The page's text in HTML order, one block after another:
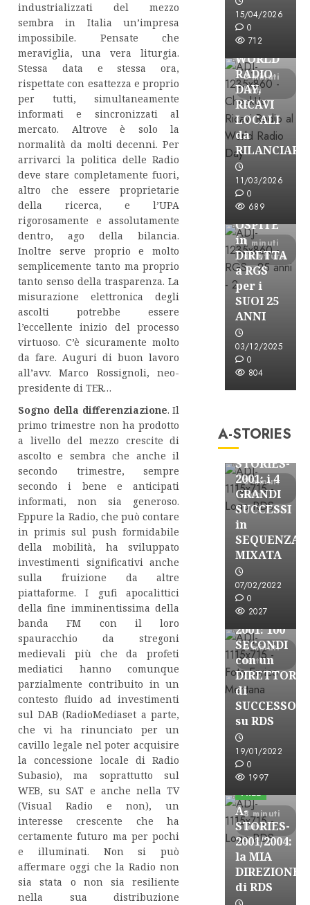
industrializzati del mezzo
sembra in Italia un’impresa
impossibile. Pensate che
meraviglia, una vera liturgia.
Stessa data e stessa ora,
rispettate con esattezza e proprio
per tutti, simultaneamente
informati e sincronizzati al
mercato. Altrove è solo la
normalità da molti decenni. Per
arrivarci la politica delle Radio
deve stare completamente fuori,
altro che essere proprietarie
della ricerca, e l’UPA
rigorosamente e assolutamente
dentro, ago della bilancia.
Inoltre serve proprio e molto
semplicemente tanto ma proprio
tanto senso della trasparenza. La
misurazione elettronica degli
ascolti potrebbe essere
l’eccellente inizio del processo
virtuoso. C’è sicuramente molto
da fare. Auguri di buon lavoro
all’avv. Marco Rossignoli, neo-
presidente di TER…
Sogno della differenziazione. Il
primo trimestre non ha prodotto
a livello del mezzo crescite di
ascolto e sembra che anche il
secondo trimestre, sempre
secondo i bene e anticipati
informati, non sia generoso.
Eppure la Radio, che può contare
in primis sul push formidabile
della mobilità, ha sviluppato
investimenti significativi anche
sulla fruizione da altre
piattaforme. I gufi apocalittici
della fine imminentissima della
banda FM con il loro
spauracchio da stregoni
medievali più che da profeti
mediatici hanno comunque
parzialmente contribuito in un
contesto fluido ad investimenti
sul DAB (RadioMediaset a parte,
che vi ha rinunciato per un
cavillo legale nel poter acquisire
la concessione locale di Radio
Subasio), ma soprattutto sul
WEB, su SAT e anche nella TV
(Visual Radio e non), un
interesse crescente che ha
certamente futuro ma per pochi
e illuminati. Non si può
affermare oggi che la Radio non
sia stata o non sia resiliente
nella sua distribuzione
15/04/2026
0
712
3 minuti
letti
Astorri News
FREE
WORLD
RADIO
DAY,
RICAVI
LOCALI
da
RILANCIARE
11/03/2026
0
689
1 minuti
di lettura
Astorri News
FREE
ASTORRI
OSPITE
in
DIRETTA
a RGS
per i
SUOI 25
ANNI
03/12/2025
0
804
A-STORIES
3 minuti
letti
FREE
A-
STORIES-
2001: i 4
GRANDI
SUCCESSI
in
SEQUENZA
MIXATA
07/02/2022
0
2027
3 minuti
letti
A-Stories
FREE
A-
STORIES-
2001: 100
SECONDI
con un
DIRETTORE
di
SUCCESSO
su RDS
19/01/2022
0
1997
8 minuti
letti
A-Stories
Formazione
FREE
A-
STORIES-
2001/2004:
la MIA
DIREZIONE
di RDS
A-Stories